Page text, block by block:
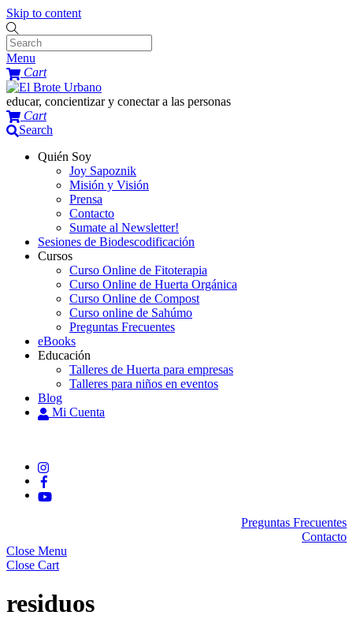
Skip to content
Menu
Cart
educar, concientizar y conectar a las personas
Cart
Search
Quién Soy
Joy Sapoznik
Misión y Visión
Prensa
Contacto
Sumate al Newsletter!
Sesiones de Biodescodificación
Cursos
Curso Online de Fitoterapia
Curso Online de Huerta Orgánica
Curso Online de Compost
Curso online de Sahúmo
Preguntas Frecuentes
eBooks
Educación
Talleres de Huerta para empresas
Talleres para niños en eventos
Blog
Mi Cuenta
Preguntas Frecuentes
Contacto
Close Menu
Close Cart
residuos